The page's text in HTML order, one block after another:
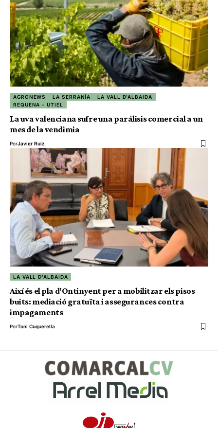
AGRONEWS LA SERRANÍA
LA VALL D'ALBAIDA
REQUENA - UTIEL
La uva valenciana sufre una parálisis comercial a un
mes de la vendimia
PorJavier Ruiz
LA VALL D'ALBAIDA
Així és el pla d’Ontinyent per a mobilitzar els pisos
buits: mediació gratuïta i assegurances contra
impagaments
PorToni Cuquerella